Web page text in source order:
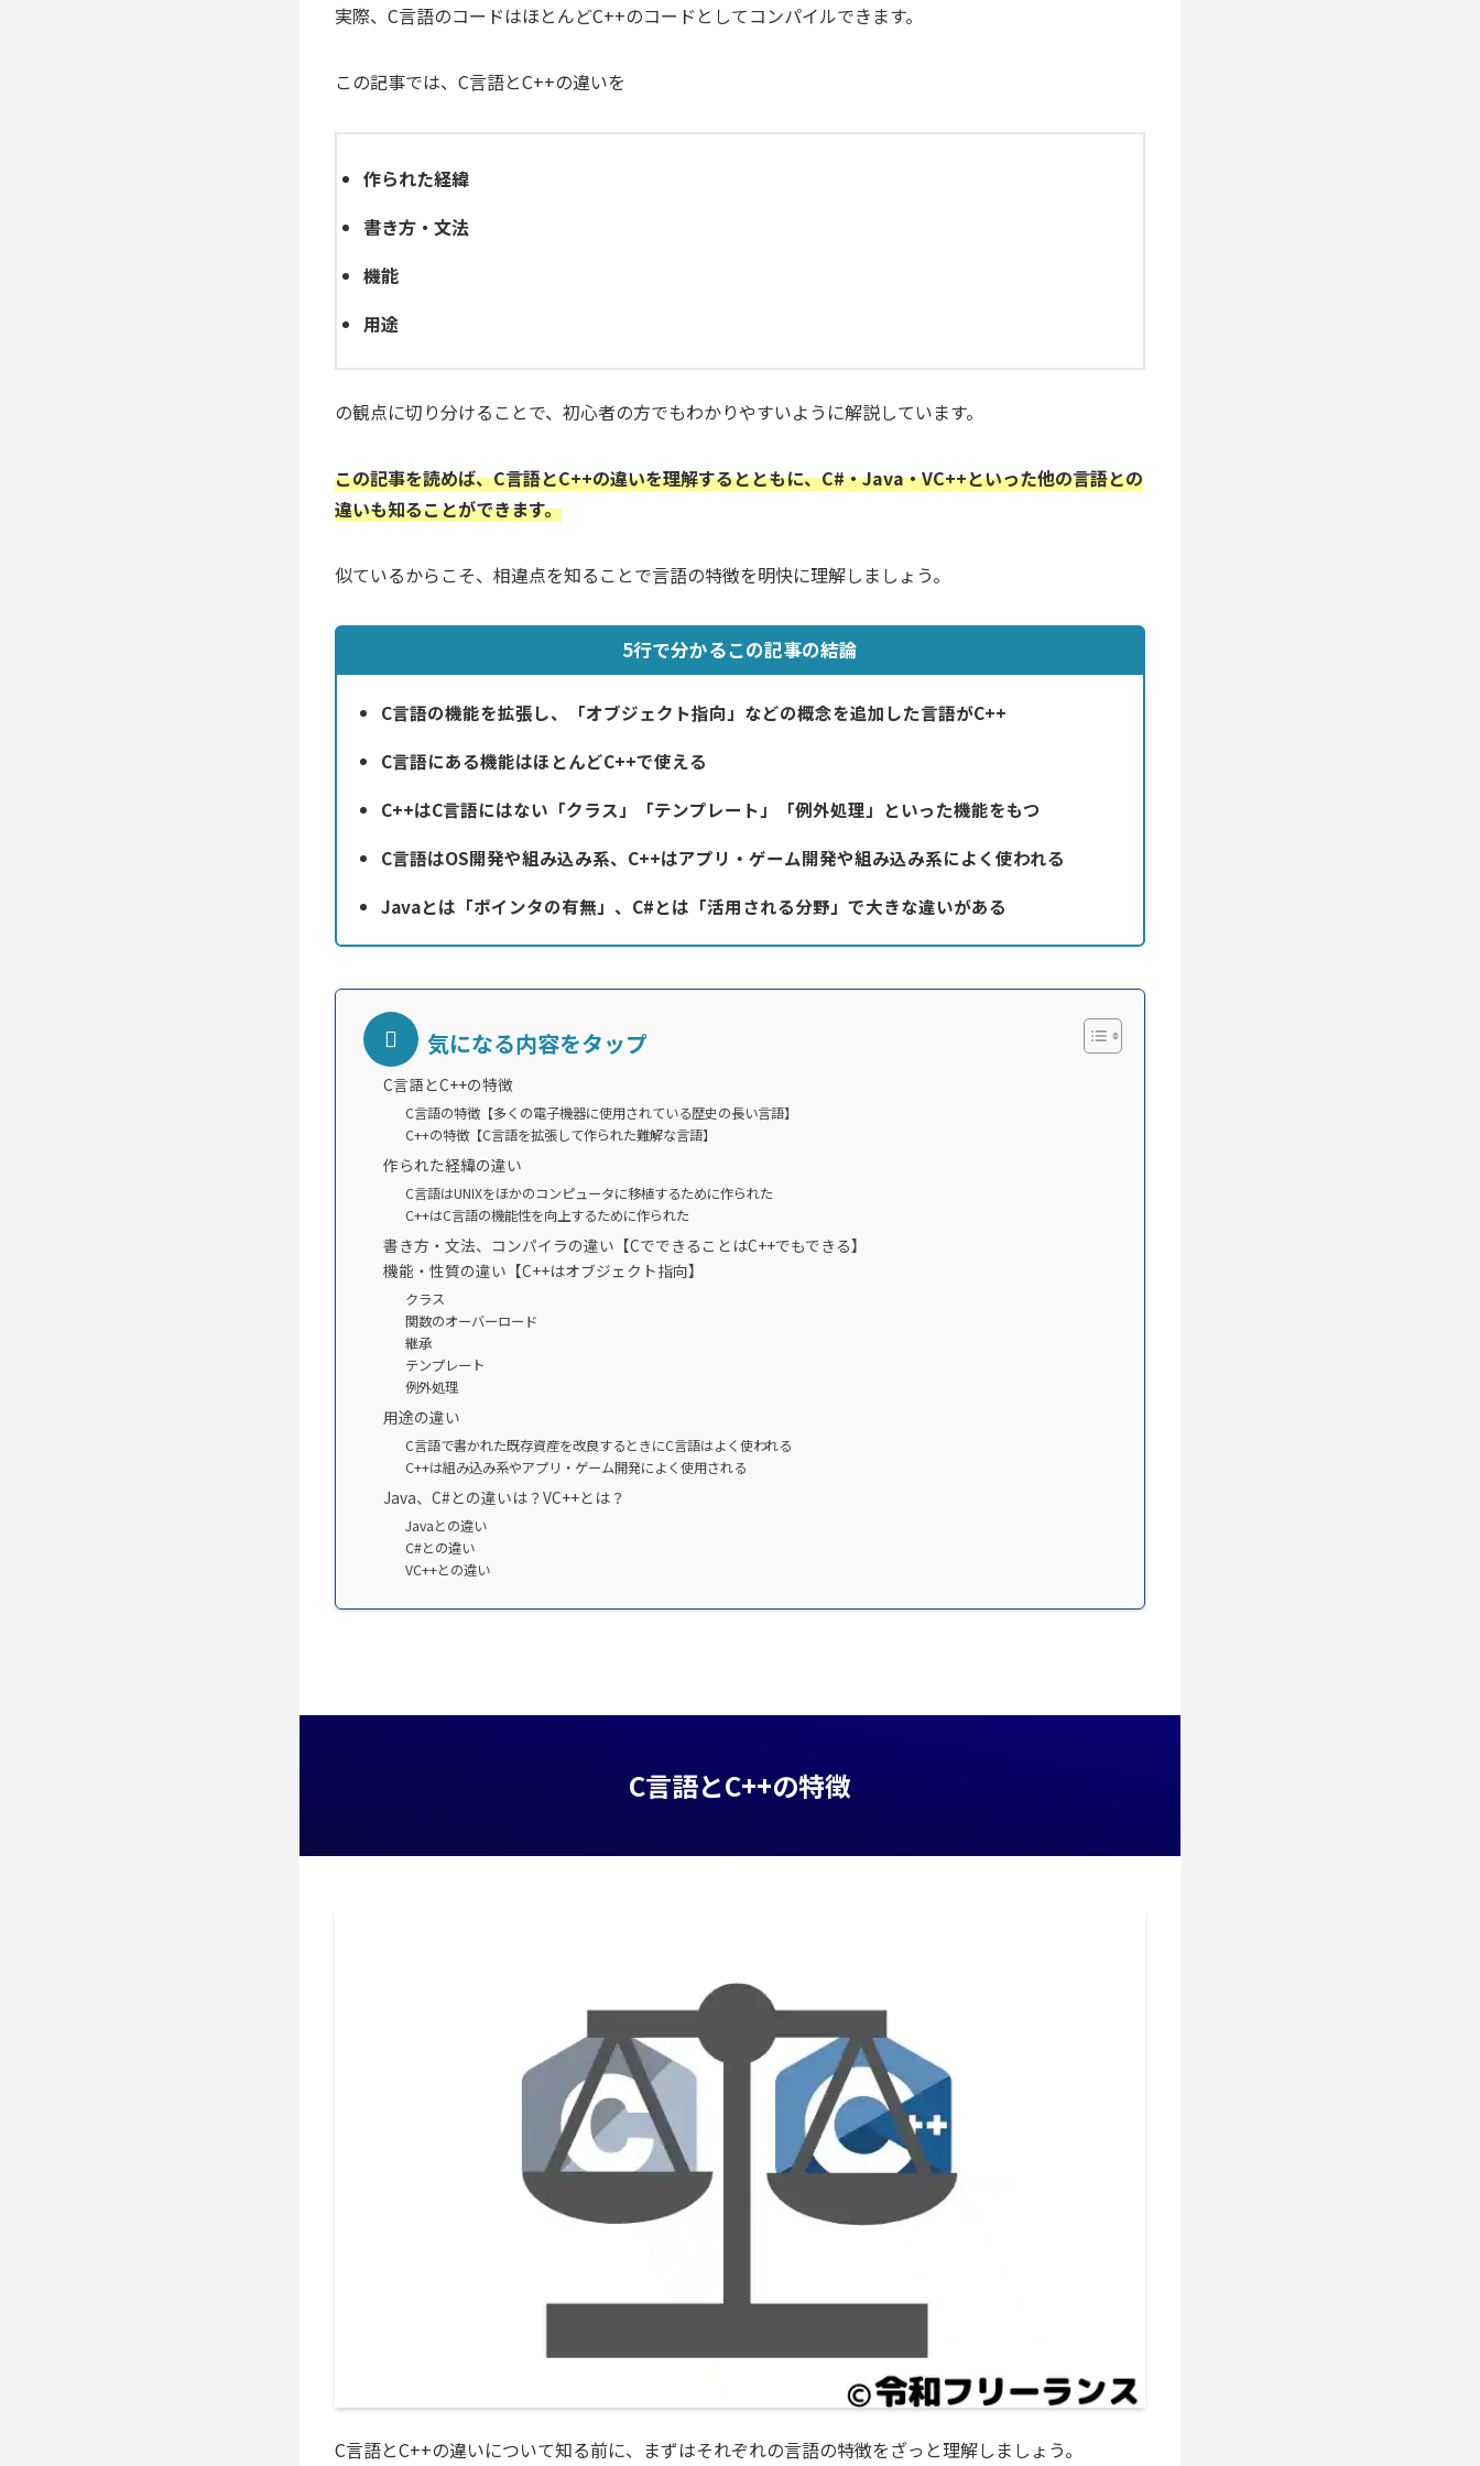
実際、C言語のコードはほとんどC++のコードとしてコンパイルできます。
この記事では、C言語とC++の違いを
作られた経緯
書き方・文法
機能
用途
の観点に切り分けることで、初心者の方でもわかりやすいように解説しています。
この記事を読めば、C言語とC++の違いを理解するとともに、C#・Java・VC++といった他の言語との
違いも知ることができます。
似ているからこそ、相違点を知ることで言語の特徴を明快に理解しましょう。
5行で分かるこの記事の結論
C言語の機能を拡張し、「オブジェクト指向」などの概念を追加した言語がC++
C言語にある機能はほとんどC++で使える
C++はC言語にはない「クラス」「テンプレート」「例外処理」といった機能をもつ
C言語はOS開発や組み込み系、C++はアプリ・ゲーム開発や組み込み系によく使われる
Javaとは「ポインタの有無」、C#とは「活用される分野」で大きな違いがある
気になる内容をタップ
C言語とC++の特徴
C言語の特徴【多くの電子機器に使用されている歴史の長い言語】
C++の特徴【C言語を拡張して作られた難解な言語】
作られた経緯の違い
C言語はUNIXをほかのコンピュータに移植するために作られた
C++はC言語の機能性を向上するために作られた
書き方・文法、コンパイラの違い【CでできることはC++でもできる】
機能・性質の違い【C++はオブジェクト指向】
クラス
関数のオーバーロード
継承
テンプレート
例外処理
用途の違い
C言語で書かれた既存資産を改良するときにC言語はよく使われる
C++は組み込み系やアプリ・ゲーム開発によく使用される
Java、C#との違いは？VC++とは？
Javaとの違い
C#との違い
VC++との違い
C言語とC++の特徴
C言語とC++の違いについて知る前に、まずはそれぞれの言語の特徴をざっと理解しましょう。